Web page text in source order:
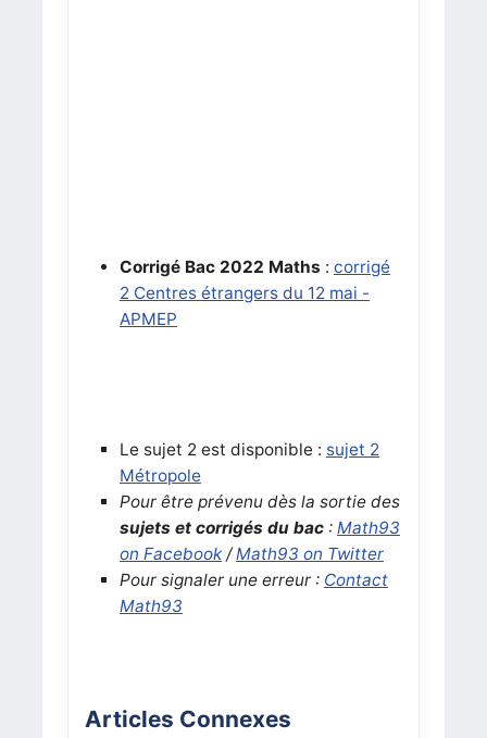
Corrigé Bac 2022 Maths : corrigé
2 Centres étrangers du 12 mai -
APMEP
Le sujet 2 est disponible : sujet 2
Métropole
Pour être prévenu dès la sortie des
sujets et corrigés du bac: Math93
on Facebook /Math93 on Twitter
Pour signaler une erreur : Contact
Math93
Articles Connexes